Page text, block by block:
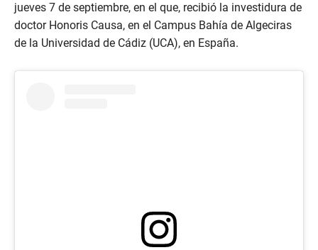
jueves 7 de septiembre, en el que, recibió la investidura de
doctor Honoris Causa, en el Campus Bahía de Algeciras
de la Universidad de Cádiz (UCA), en España.